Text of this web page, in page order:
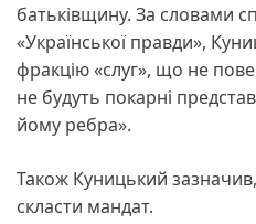
батьківщину. За словами
«Української правди»,
фракцію «слуг», що не
не будуть покарні
йому ребра».
Також Куницький
скласти мандат.